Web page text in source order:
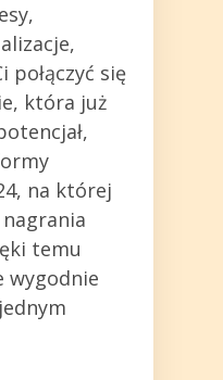
połączyć się
która już
na której
temu
wygodnie